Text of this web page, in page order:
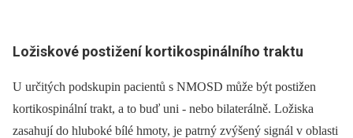
Ložiskové postižení kortikospinálního traktu
U určitých podskupin pacientů s NMOSD může být postižen
kortikospinální trakt, a to buď uni -⁠ nebo bilaterálně. Ložiska
zasahují do hluboké bílé hmoty, je patrný zvýšený signál v oblasti